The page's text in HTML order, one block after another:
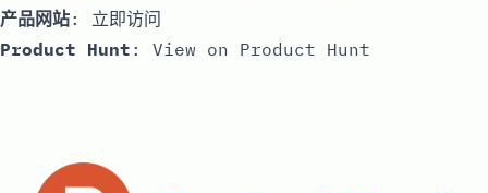
产品网站: 立即访问
Product Hunt : View on Product Hunt